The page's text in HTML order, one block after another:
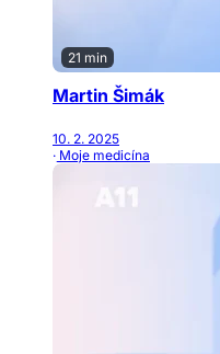
21 min
Martin Šimák
10. 2. 2025
· Moje medicína